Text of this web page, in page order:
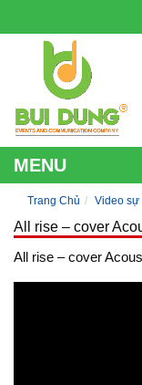
MENU
Trang Chủ Video sự
All rise – cover
All rise – cover